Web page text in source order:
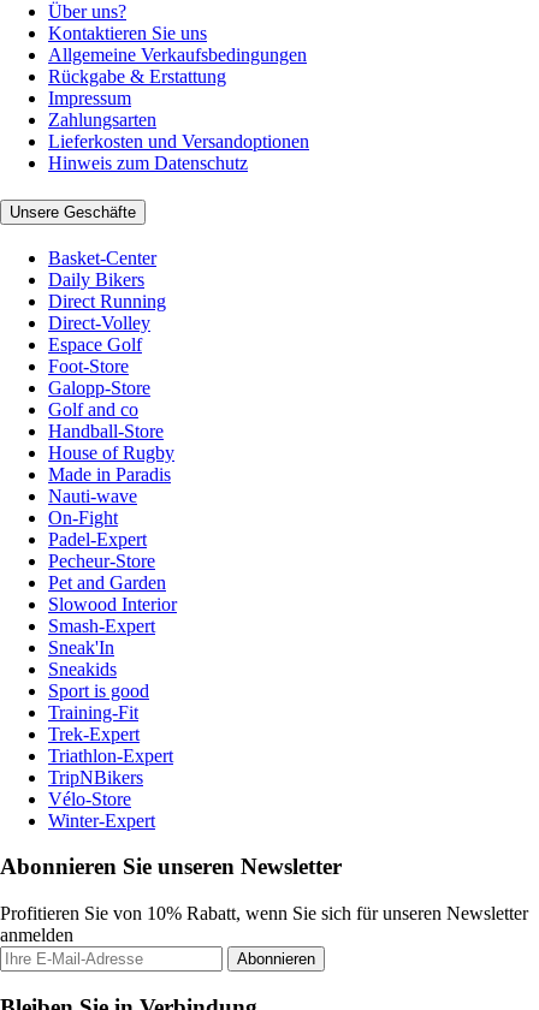
Über uns?
Kontaktieren Sie uns
Allgemeine Verkaufsbedingungen
Rückgabe & Erstattung
Impressum
Zahlungsarten
Lieferkosten und Versandoptionen
Hinweis zum Datenschutz
Unsere Geschäfte
Basket-Center
Daily Bikers
Direct Running
Direct-Volley
Espace Golf
Foot-Store
Galopp-Store
Golf and co
Handball-Store
House of Rugby
Made in Paradis
Nauti-wave
On-Fight
Padel-Expert
Pecheur-Store
Pet and Garden
Slowood Interior
Smash-Expert
Sneak'In
Sneakids
Sport is good
Training-Fit
Trek-Expert
Triathlon-Expert
TripNBikers
Vélo-Store
Winter-Expert
Abonnieren Sie unseren Newsletter
Profitieren Sie von 10% Rabatt, wenn Sie sich für unseren Newsletter
anmelden
Abonnieren